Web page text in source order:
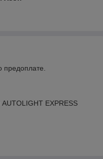
предоплате.
EXPRESS